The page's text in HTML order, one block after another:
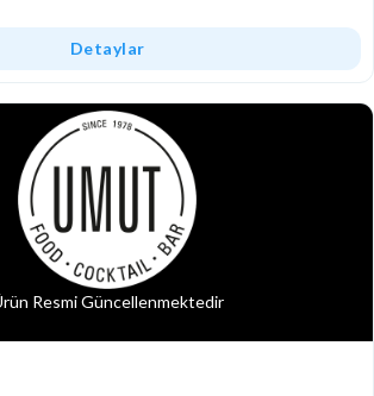
Detaylar
Resmi Güncellenmektedir